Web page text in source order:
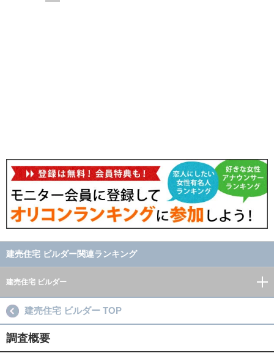
建売住宅 ビルダー関連ランキング
建売住宅 ビルダー
建売住宅 ビルダー TOP
調査概要